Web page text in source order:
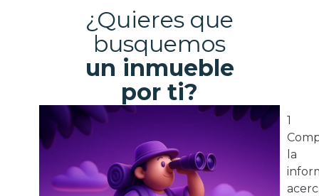
¿Quieres que
busquemos
un inmueble
por ti?
1
la